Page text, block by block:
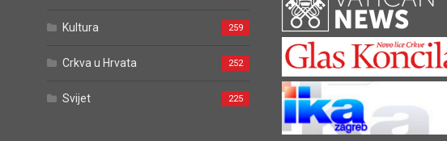
Kultura 259
Crkva u Hrvata 252
Svijet 225